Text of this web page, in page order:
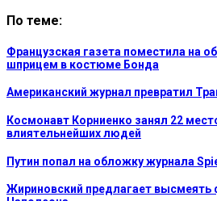
По теме:
Французская газета поместила на
шприцем в костюме Бонда
Американский журнал превратил
Космонавт Корниенко занял 22
влиятельнейших людей
Путин попал на обложку журнала
Жириновский предлагает высмеять